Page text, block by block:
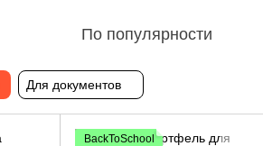
По популярности
Для документов
BackToSchool